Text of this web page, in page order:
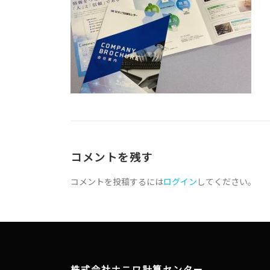
コメントを残す
コメントを投稿するにはログイン してください。